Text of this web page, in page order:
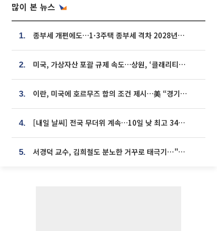
많이 본 뉴스
1. 종부세 개편에도…1·3주택 종부세 격차 2028년부터 확대
2. 미국, 가상자산 포괄 규제 속도…상원, ‘클래리티법’ 9월 절차투표 추진
3. 이란, 미국에 호르무즈 합의 조건 제시…美 “경기 아직 안 끝나” [종합]
4. [내일 날씨] 전국 무더위 계속…10일 낮 최고 34도 육박
5. 서경덕 교수, 김희철도 분노한 거꾸로 태극기⋯"엉터리는 아냐, 아쉬울 뿐"